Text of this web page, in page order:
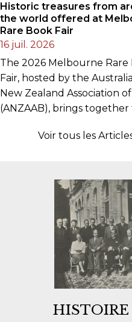
Historic treasures from
the world offered at
Rare Book Fair
16 juil. 2026
The 2026 Melbourne Rare
Fair, hosted by the
New Zealand Association
(ANZAAB), brings
Voir tous les